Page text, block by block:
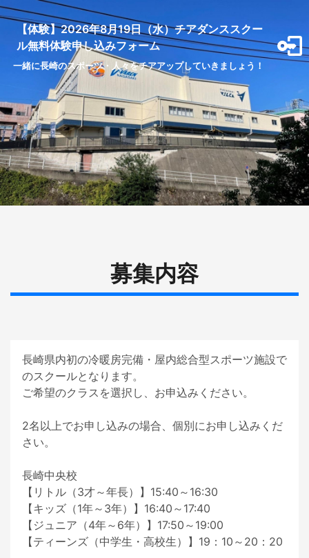
【体験】2026年8月19日（水）チアダンススクー
ル無料体験申し込みフォーム
一緒に長崎のスポーツ・人々をチアアップしていきましょう！
募集内容
長崎県内初の冷暖房完備・屋内総合型スポーツ施設で
のスクールとなります。
ご希望のクラスを選択し、お申込みください。
2名以上でお申し込みの場合、個別にお申し込みくだ
さい。
長崎中央校
【リトル（3才～年長）】15:40～16:30
【キッズ（1年～3年）】16:40～17:40
【ジュニア（4年～6年）】17:50～19:00
【ティーンズ（中学生・高校生）】19：10～20：20